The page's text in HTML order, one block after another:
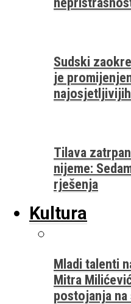
Sudski
je
Tilava
nijeme:
rješenja
Kultura
Mladi talenti
Mitra
postojanja na